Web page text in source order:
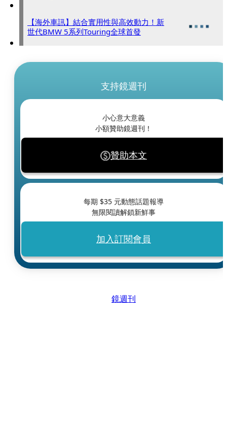
【海外車訊】結合實用性與高效動力！新
世代BMW 5系列Touring全球首發
支持鏡週刊
小心意大意義
小額贊助鏡週刊！
贊助本文
每期 $35 元動態話題報導
無限閱讀解鎖新鮮事
加入訂閱會員
鏡週刊